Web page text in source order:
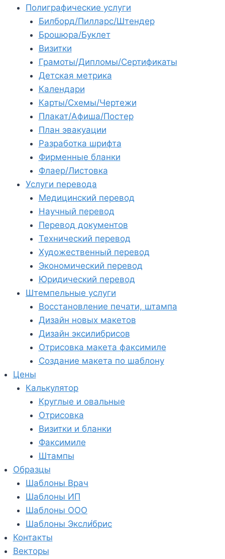
Полиграфические услуги
Билборд/Пилларс/Штендер
Брошюра/Буклет
Визитки
Грамоты/Дипломы/Сертификаты
Детская метрика
Календари
Карты/Схемы/Чертежи
Плакат/Афиша/Постер
План эвакуации
Разработка шрифта
Фирменные бланки
Флаер/Листовка
Услуги перевода
Медицинский перевод
Научный перевод
Перевод документов
Технический перевод
Художественный перевод
Экономический перевод
Юридический перевод
Штемпельные услуги
Восстановление печати, штампа
Дизайн новых макетов
Дизайн эксилибрисов
Отрисовка макета факсимиле
Создание макета по шаблону
Цены
Калькулятор
Круглые и овальные
Отрисовка
Визитки и бланки
Факсимиле
Штампы
Образцы
Шаблоны Врач
Шаблоны ИП
Шаблоны ООО
Шаблоны Эксли́брис
Контакты
Векторы